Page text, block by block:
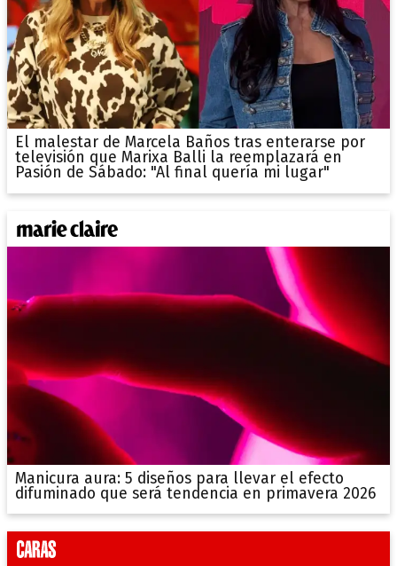
El malestar de Marcela Baños tras enterarse por
televisión que Marixa Balli la reemplazará en
Pasión de Sábado: "Al final quería mi lugar"
Manicura aura: 5 diseños para llevar el efecto
difuminado que será tendencia en primavera 2026